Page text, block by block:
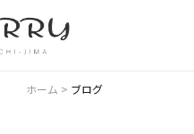
ホーム > ブログ